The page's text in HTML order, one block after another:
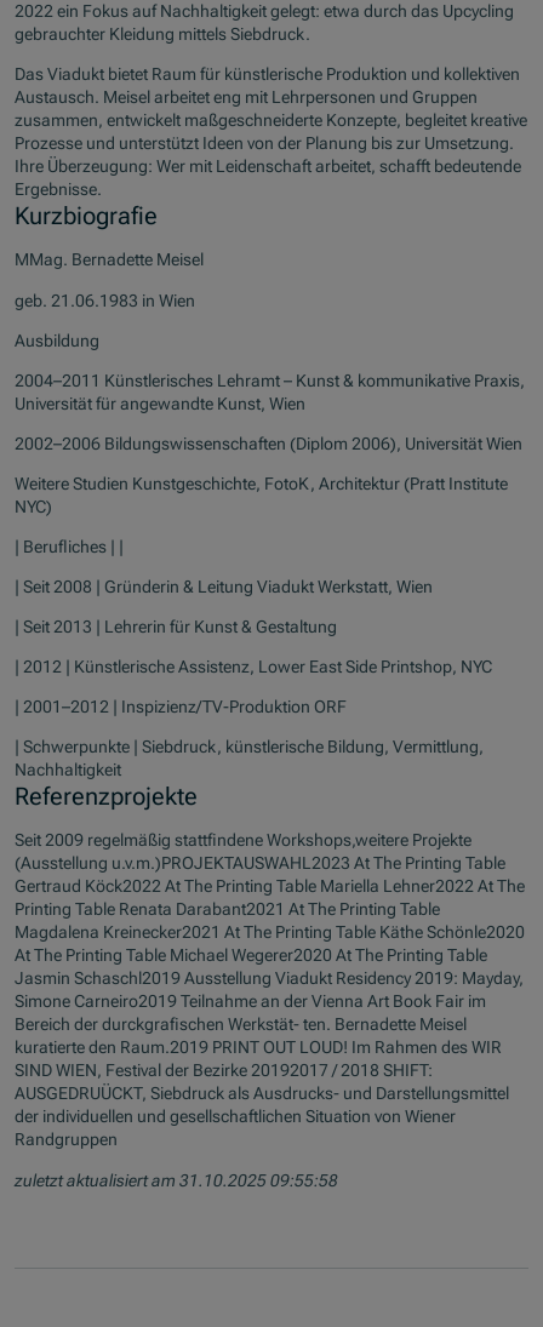
2022 ein Fokus auf Nachhaltigkeit gelegt: etwa durch das Upcycling
gebrauchter Kleidung mittels Siebdruck.
Das Viadukt bietet Raum für künstlerische Produktion und kollektiven
Austausch. Meisel arbeitet eng mit Lehrpersonen und Gruppen
zusammen, entwickelt maßgeschneiderte Konzepte, begleitet kreative
Prozesse und unterstützt Ideen von der Planung bis zur Umsetzung.
Ihre Überzeugung: Wer mit Leidenschaft arbeitet, schafft bedeutende
Ergebnisse.
Kurzbiografie
MMag. Bernadette Meisel
geb. 21.06.1983 in Wien
Ausbildung
2004–2011 Künstlerisches Lehramt – Kunst & kommunikative Praxis,
Universität für angewandte Kunst, Wien
2002–2006 Bildungswissenschaften (Diplom 2006), Universität Wien
Weitere Studien Kunstgeschichte, FotoK, Architektur (Pratt Institute
NYC)
| Berufliches | |
| Seit 2008 | Gründerin & Leitung Viadukt Werkstatt, Wien
| Seit 2013 | Lehrerin für Kunst & Gestaltung
| 2012 | Künstlerische Assistenz, Lower East Side Printshop, NYC
| 2001–2012 | Inspizienz/TV-Produktion ORF
| Schwerpunkte | Siebdruck, künstlerische Bildung, Vermittlung,
Nachhaltigkeit
Referenzprojekte
Seit 2009 regelmäßig stattfindene Workshops,weitere Projekte
(Ausstellung u.v.m.)PROJEKTAUSWAHL2023 At The Printing Table
Gertraud Köck2022 At The Printing Table Mariella Lehner2022 At The
Printing Table Renata Darabant2021 At The Printing Table
Magdalena Kreinecker2021 At The Printing Table Käthe Schönle2020
At The Printing Table Michael Wegerer2020 At The Printing Table
Jasmin Schaschl2019 Ausstellung Viadukt Residency 2019: Mayday,
Simone Carneiro2019 Teilnahme an der Vienna Art Book Fair im
Bereich der durckgrafischen Werkstät- ten. Bernadette Meisel
kuratierte den Raum.2019 PRINT OUT LOUD! Im Rahmen des WIR
SIND WIEN, Festival der Bezirke 20192017 / 2018 SHIFT:
AUSGEDRUÜCKT, Siebdruck als Ausdrucks- und Darstellungsmittel
der individuellen und gesellschaftlichen Situation von Wiener
Randgruppen
zuletzt aktualisiert am 31.10.2025 09:55:58